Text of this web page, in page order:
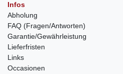
Infos
Abholung
FAQ (Fragen/Antworten)
Garantie/Gewährleistung
Lieferfristen
Links
Occasionen